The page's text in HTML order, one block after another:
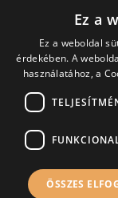
NON-STOP
2141
Tel.: +36 70
Általános
Adatkezelési
Ez a
Ez a weboldal
érdekében. A
használatához, a
ÖSSZES